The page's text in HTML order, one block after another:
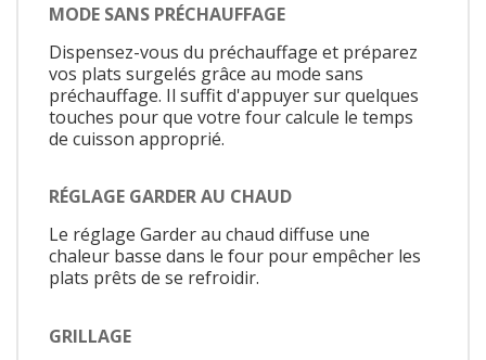
MODE SANS PRÉCHAUFFAGE
Dispensez-vous du préchauffage et préparez
vos plats surgelés grâce au mode sans
préchauffage. Il suffit d'appuyer sur quelques
touches pour que votre four calcule le temps
de cuisson approprié.
RÉGLAGE GARDER AU CHAUD
Le réglage Garder au chaud diffuse une
chaleur basse dans le four pour empêcher les
plats prêts de se refroidir.
GRILLAGE